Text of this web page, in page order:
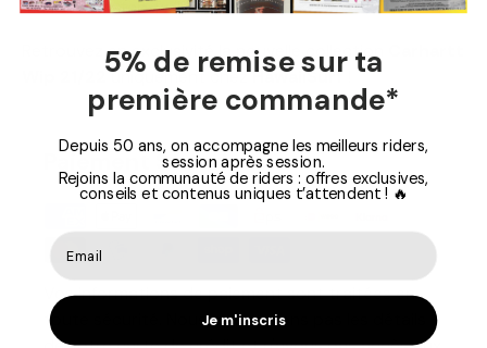
"Lamar" Stretch Twill, 8.6oz
Retrouvez en exclusivité la nouvelle collection
uniquement chezHawaiiSurf
Paiement Sécurisé
Vos informations de paiement sont traitées en
toute sécurité. Nous ne stockons pas les détails
5% de remise sur ta
première commande*
Depuis 50 ans, on accompagne les meilleurs riders,
session après session.
Rejoins la communauté de riders : offres exclusives,
conseils et contenus uniques t’attendent ! 🔥
Je m'inscris